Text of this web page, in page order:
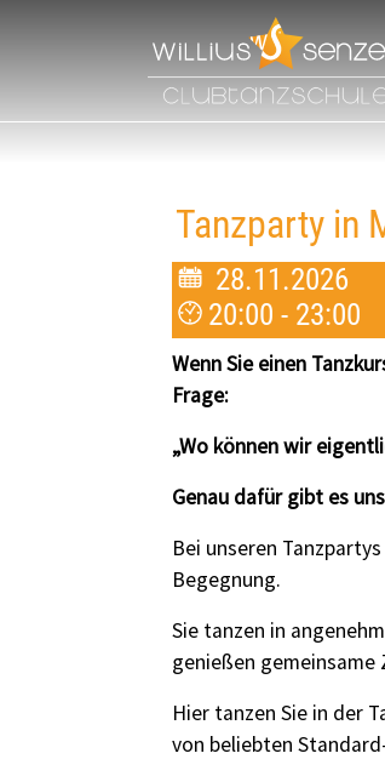
Tanzparty in
28.11.2026
20:00 - 23:00
Wenn Sie einen
Frage:
„Wo können wir
Genau dafür gibt es
Bei unseren
Begegnung.
Sie tanzen in
genießen gemeinsame
Hier tanzen Sie in der
von beliebten